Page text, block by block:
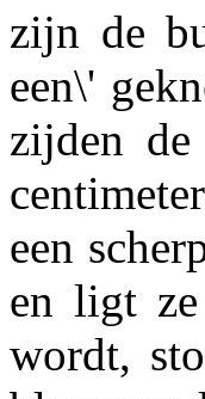
zijn de
een\'
zijden
een
en ligt
wordt,